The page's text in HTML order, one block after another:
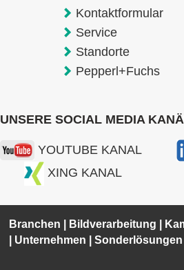
Kontaktformular
Service
Standorte
Pepperl+Fuchs
UNSERE SOCIAL MEDIA
YOUTUBE KANAL
XING KANAL
Branchen Bildverarbeitung
Unternehmen |Sonderlösungen